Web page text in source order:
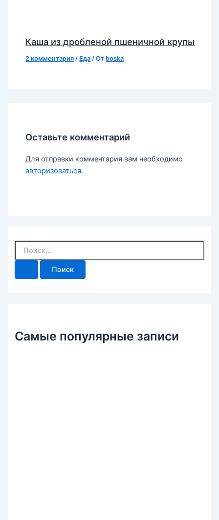
Каша из дробленой пшеничной крупы
2 комментария / Еда / От boska
Оставьте комментарий
Для отправки комментария вам необходимо
авторизоваться.
П
и
Самые популярные записи